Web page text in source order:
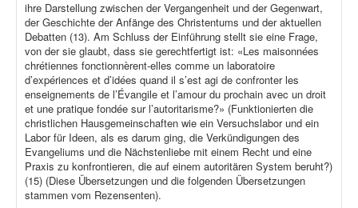
ihre Darstellung zwischen der Vergangenheit und der Gegenwart,
der Geschichte der Anfänge des Christentums und der aktuellen
Debatten (13). Am Schluss der Einführung stellt sie eine Frage,
von der sie glaubt, dass sie gerechtfertigt ist: «Les maisonnées
chrétiennes fonctionnèrent-elles comme un laboratoire
d’expériences et d’idées quand il s’est agi de confronter les
enseignements de l’Évangile et l’amour du prochain avec un droit
et une pratique fondée sur l’autoritarisme?» (Funktionierten die
christlichen Hausgemeinschaften wie ein Versuchslabor und ein
Labor für Ideen, als es darum ging, die Verkündigungen des
Evangeliums und die Nächstenliebe mit einem Recht und eine
Praxis zu konfrontieren, die auf einem autoritären System beruht?)
(15) (Diese Übersetzungen und die folgenden Übersetzungen
stammen vom Rezensenten).